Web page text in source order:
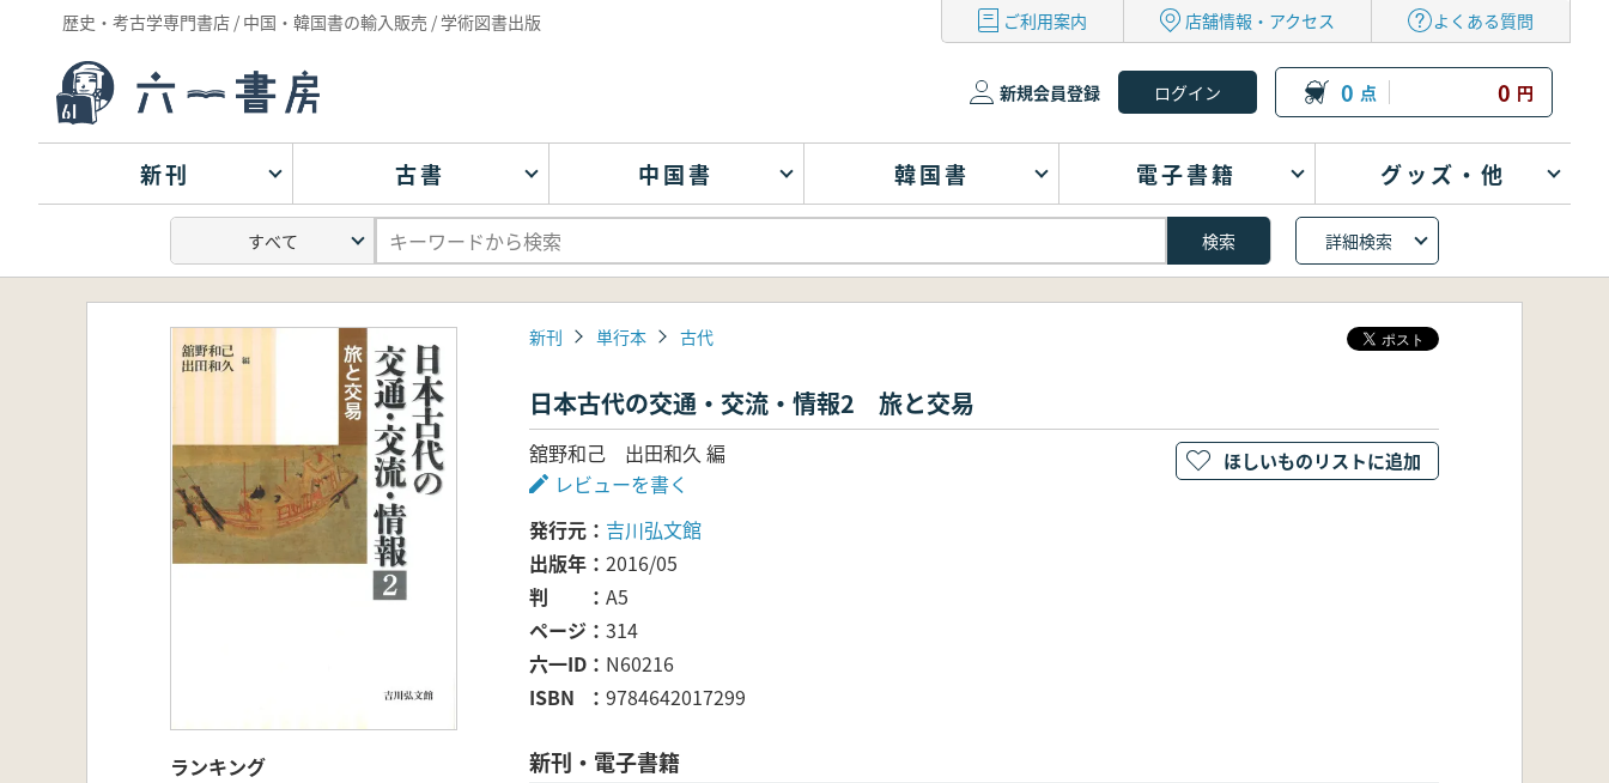
歴史・考古学専門書店 / 中国・韓国書の輸入販売 / 学術図書出版 ご利用案内 店舗情報・アクセス よくある質問
新規会員登録 0 点 0 円
新刊 古書 中国書 韓国書 電子書籍 グッズ・他
詳細検索
ランキング
新刊 単行本 古代
日本古代の交通・交流・情報2 旅と交易
舘野和己 出田和久 編
レビューを書く
発行元
吉川弘文館
出版年
2016/05
判
A5
ページ
314
六一ID
N60216
ISBN
9784642017299
新刊・電子書籍
ほしいものリストに追加